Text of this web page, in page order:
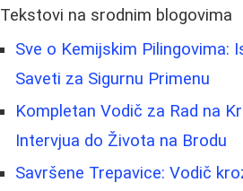
Tekstovi na srodnim blogovima
Sve o Kemijskim Pilingovima:
Saveti za Sigurnu Primenu
Kompletan Vodič za Rad na
Intervjua do Života na Brodu
Savršene Trepavice: Vodič